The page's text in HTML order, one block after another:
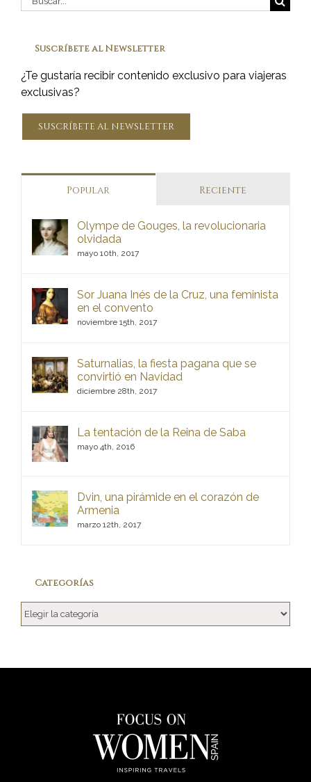
Suscríbete al Newsletter
¿Te gustaría recibir contenido exclusivo para viajeras
exclusivas?
SUSCRÍBETE AL NEWSLETTER
Popular Reciente
Olympe de Gouges, la revolucionaria
olvidada
mayo 10th, 2017
Sor Juana Inés de la Cruz, una feminista
en el convento
noviembre 15th, 2017
Saturnalias, la fiesta pagana que se
convirtió en Navidad
diciembre 28th, 2017
La tentación de la Reina de Saba
mayo 4th, 2016
Dvin, una pirámide en el corazón de
Armenia
marzo 12th, 2017
Categorías
Categorías